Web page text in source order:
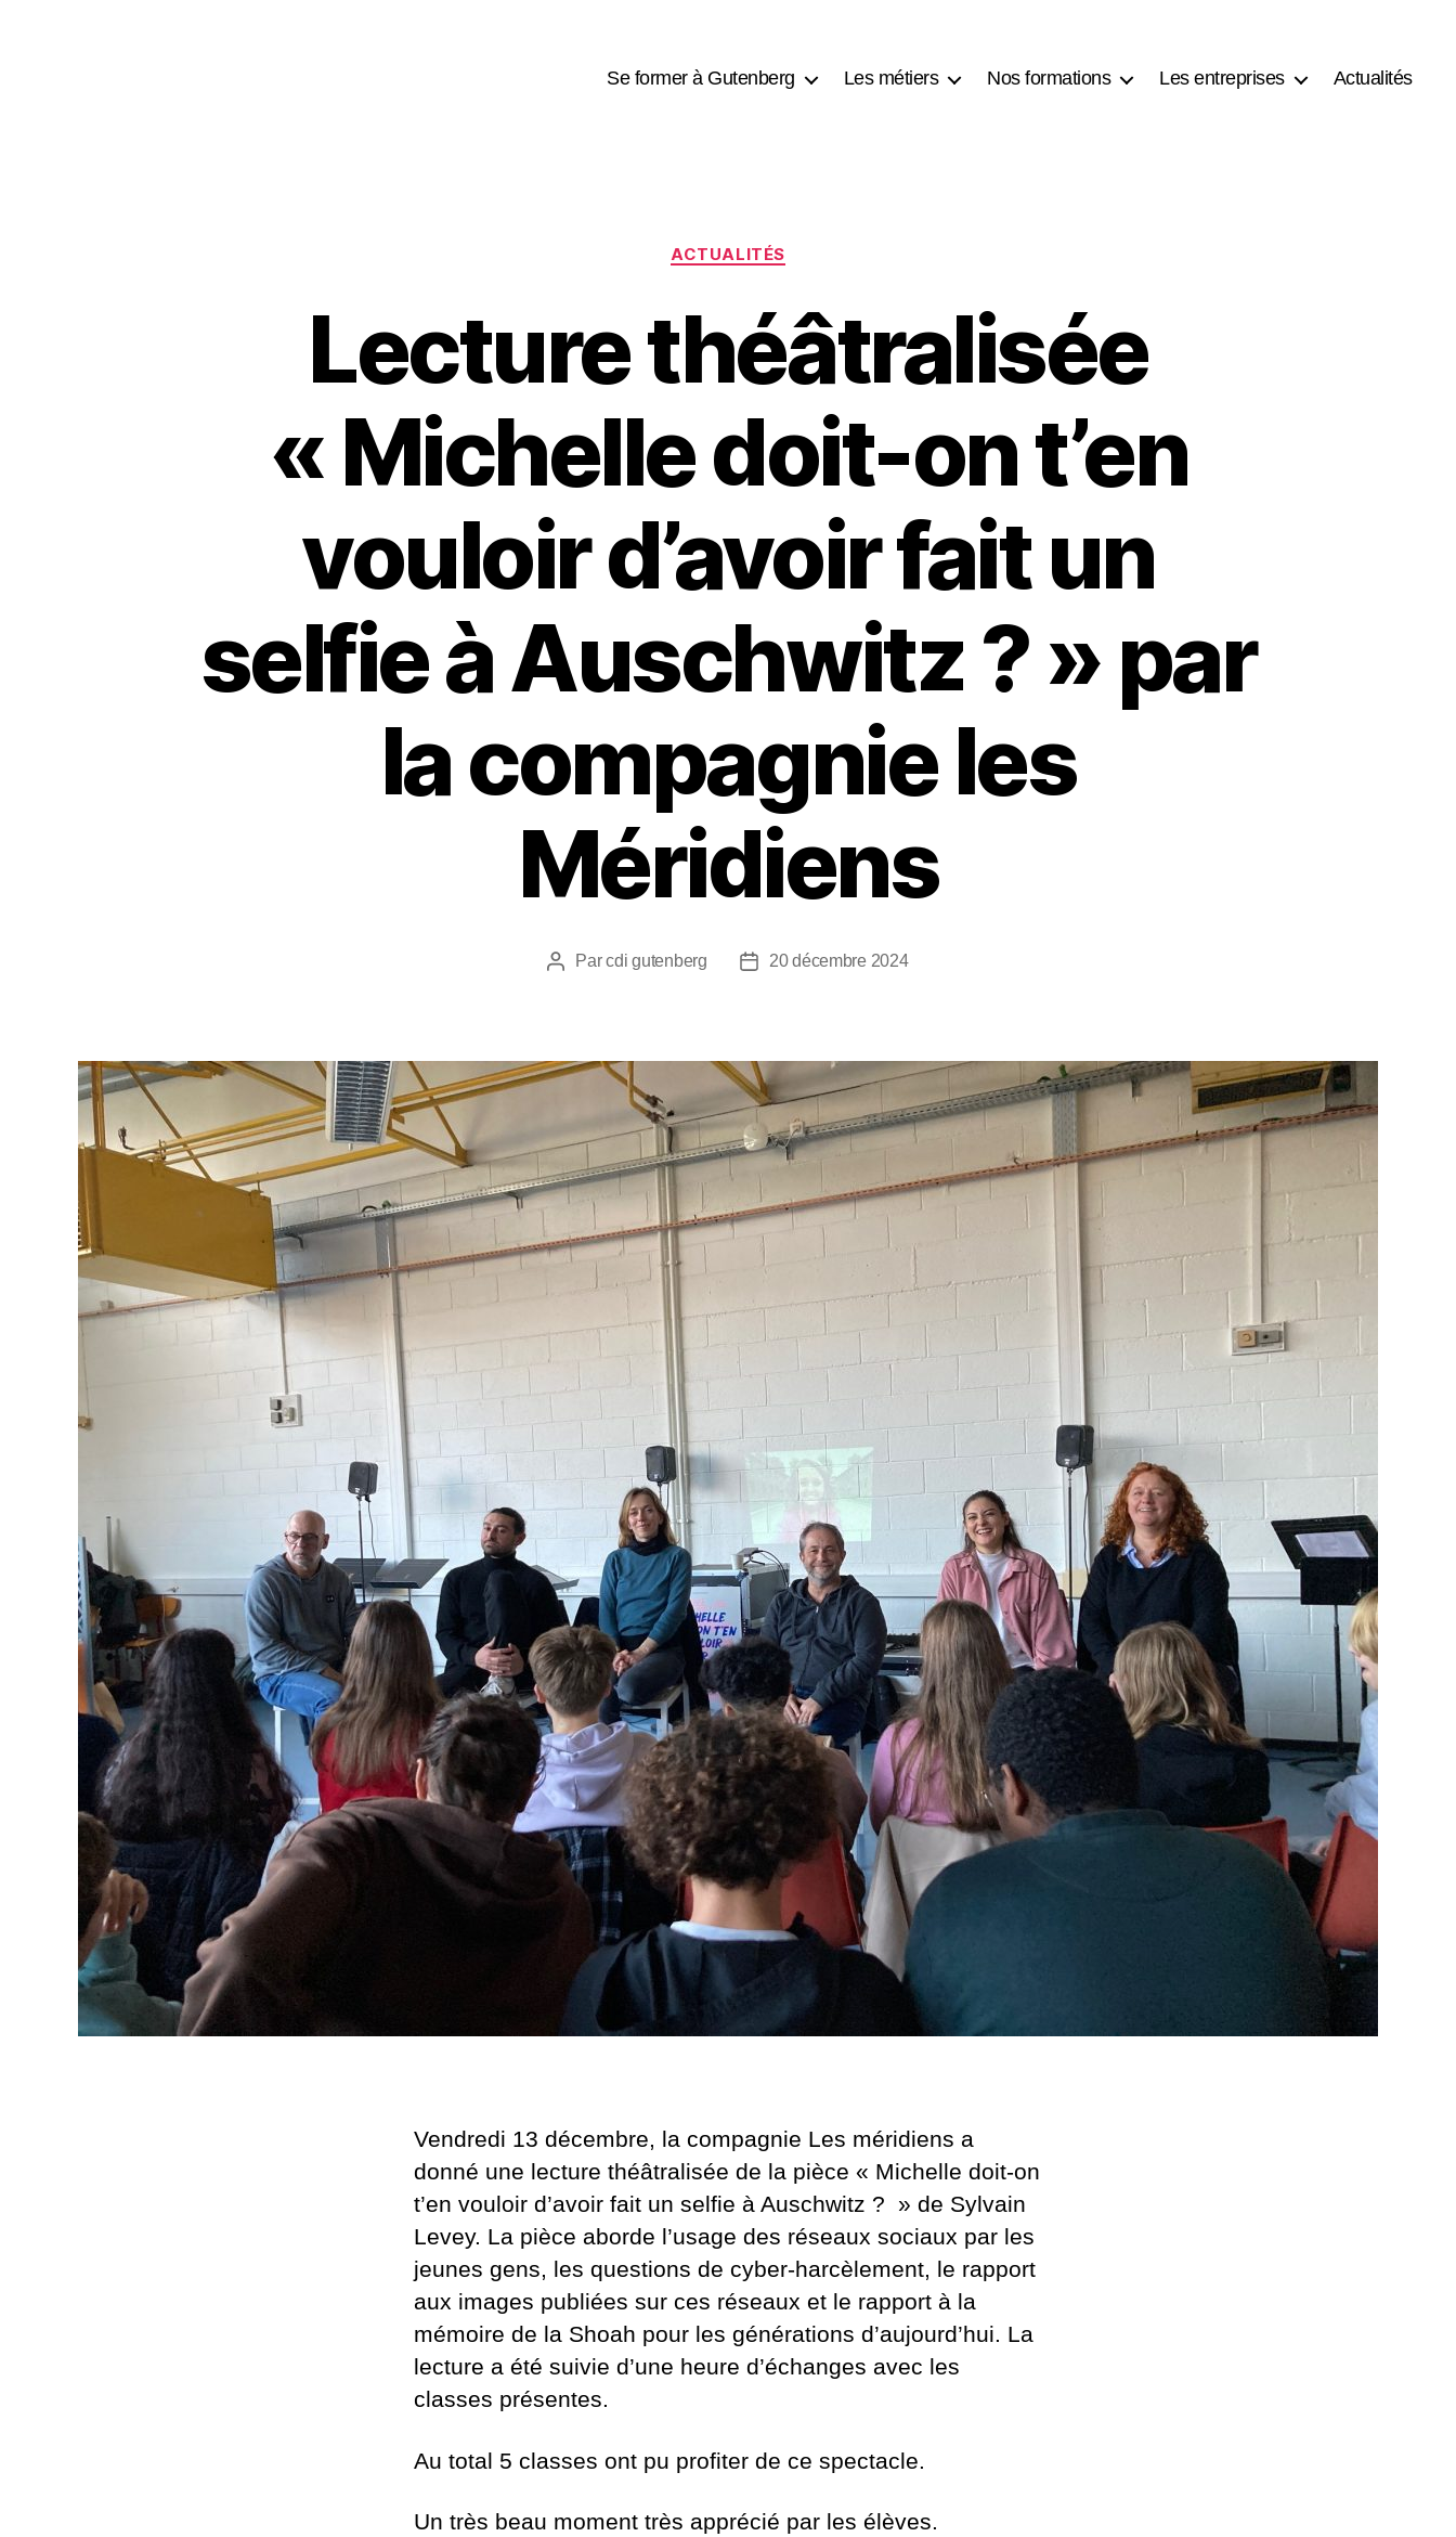
Se former à Gutenberg Les métiers Nos formations Les entreprises Actualités
ACTUALITÉS
Lecture théâtralisée
« Michelle doit-on t’en
vouloir d’avoir fait un
selfie à Auschwitz ? » par
la compagnie les
Méridiens
Parcdi gutenberg 20 décembre 2024
Vendredi 13 décembre, la compagnie Les méridiens a
donné une lecture théâtralisée de la pièce « Michelle doit-on
t’en vouloir d’avoir fait un selfie à Auschwitz ? » de Sylvain
Levey. La pièce aborde l’usage des réseaux sociaux par les
jeunes gens, les questions de cyber-harcèlement, le rapport
aux images publiées sur ces réseaux et le rapport à la
mémoire de la Shoah pour les générations d’aujourd’hui. La
lecture a été suivie d’une heure d’échanges avec les
classes présentes.
Au total 5 classes ont pu profiter de ce spectacle.
Un très beau moment très apprécié par les élèves.